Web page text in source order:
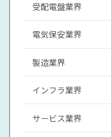
受配電盤業界
電気保安業界
製造業界
インフラ業界
サービス業界